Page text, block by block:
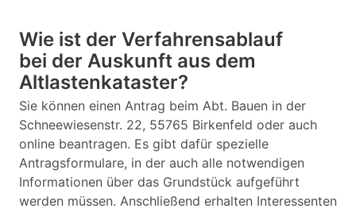
Wie ist der Verfahrensablauf
bei der Auskunft aus dem
Altlastenkataster?
Sie können einen Antrag beim Abt. Bauen in der
Schneewiesenstr. 22, 55765 Birkenfeld oder auch
online beantragen. Es gibt dafür spezielle
Antragsformulare, in der auch alle notwendigen
Informationen über das Grundstück aufgeführt
werden müssen. Anschließend erhalten Interessenten